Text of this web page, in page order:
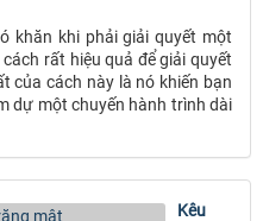
khăn khi phải giải quyết một
rất hiệu quả để giải quyết
của cách này là nó khiến bạn
dự một chuyến hành trình dài
Kêu